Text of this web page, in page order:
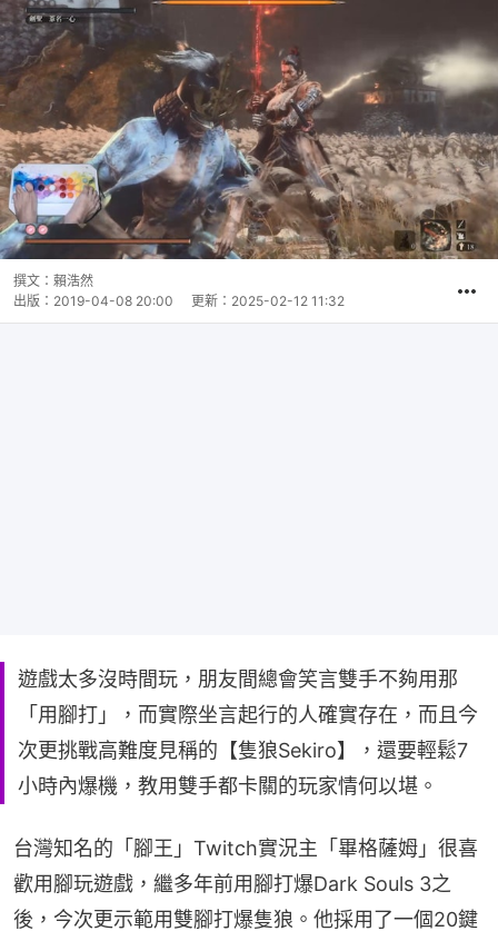
撰文： 賴浩然
出版： 2019-04-08 20:00 更新： 2025-02-12 11:32
遊戲太多沒時間玩，朋友間總會笑言雙手不夠用那
「用腳打」，而實際坐言起行的人確實存在，而且今
次更挑戰高難度見稱的【隻狼Sekiro】，還要輕鬆7
小時內爆機，教用雙手都卡關的玩家情何以堪。
台灣知名的「腳王」Twitch實況主「畢格薩姆」很喜
歡用腳玩遊戲，繼多年前用腳打爆Dark Souls 3之
後，今次更示範用雙腳打爆隻狼。他採用了一個20鍵